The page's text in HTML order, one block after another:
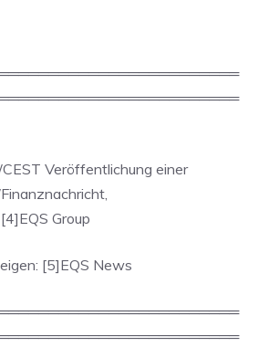
Veröffentlichung einer
Group
[5]EQS News